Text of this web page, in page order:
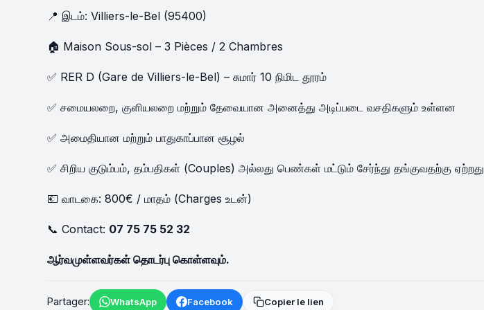
📍 இடம்: Villiers-le-Bel (95400)
🏠 Maison Sous-sol – 3 Pièces / 2 Chambres
✅ RER D (Gare de Villiers-le-Bel) – சுமார் 10 நிமிட தூரம்
✅ சமையலறை, குளியலறை மற்றும் தேவையான அனைத்து அடிப்படை வசதிகளும் உள்ளன
✅ அமைதியான மற்றும் பாதுகாப்பான சூழல்
✅ சிறிய குடும்பம், தம்பதிகள் (Couples) அல்லது பெண்கள் மட்டும் சேர்ந்து தங்குவதற்கு ஏற்றது
💶 வாடகை: 800€ / மாதம் (Charges உடன்)
📞 Contact: 07 75 75 52 32
ஆர்வமுள்ளவர்கள் தொடர்பு கொள்ளவும்.
Partager: WhatsApp Facebook Copier le lien